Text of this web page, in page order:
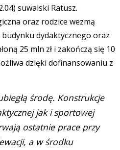
suwalski Ratusz.
oraz rodzice wezmą
dydaktycznego oraz
25 mln zł i zakończą się 10
dzięki dofinansowaniu z
środę. Konstrukcje
jak i sportowej
ostatnie prace przy
a w środku